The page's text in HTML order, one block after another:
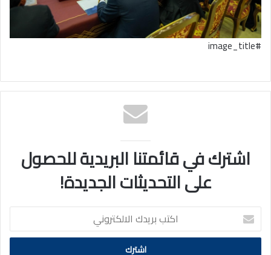
#image_title
اشترك في قائمتنا البريدية للحصول
على التحديثات الجديدة!
اكتب
بريدك
الالكتروني